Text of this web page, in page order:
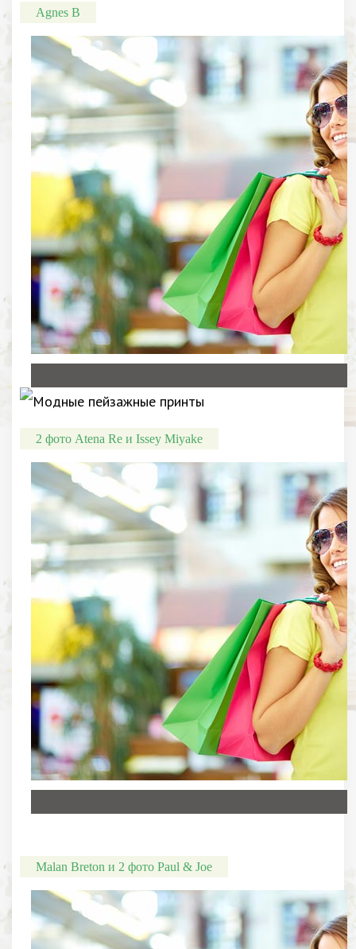
Agnes B
2 фото Atena Re и Issey Miyake
Malan Breton и 2 фото Paul & Joe